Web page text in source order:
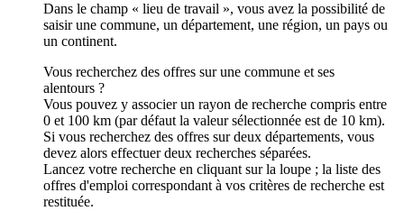
Dans le champ « lieu de travail », vous avez la possibilité de
saisir une commune, un département, une région, un pays ou
un continent.
Vous recherchez des offres sur une commune et ses
alentours ?
Vous pouvez y associer un rayon de recherche compris entre
0 et 100 km (par défaut la valeur sélectionnée est de 10 km).
Si vous recherchez des offres sur deux départements, vous
devez alors effectuer deux recherches séparées.
Lancez votre recherche en cliquant sur la loupe ; la liste des
offres d'emploi correspondant à vos critères de recherche est
restituée.